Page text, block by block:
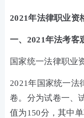
2021年法律职业资
一、2021年法考客
国家统一法律职业
2021年国家统一法
卷。分为试卷一、
值为150分，其中